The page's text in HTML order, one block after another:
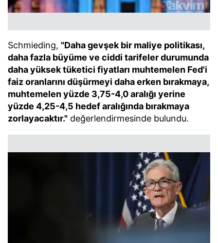
Schmieding, "Daha gevşek bir maliye politikası,
daha fazla büyüme ve ciddi tarifeler durumunda
daha yüksek tüketici fiyatları muhtemelen Fed'i
faiz oranlarını düşürmeyi daha erken bırakmaya,
muhtemelen yüzde 3,75-4,0 aralığı yerine
yüzde 4,25-4,5 hedef aralığında bırakmaya
zorlayacaktır." değerlendirmesinde bulundu.